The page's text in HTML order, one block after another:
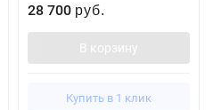
28 700 руб.
В корзину
Купить в 1 клик